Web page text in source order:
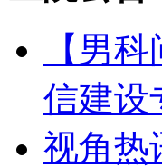
【男
信建设
视角热